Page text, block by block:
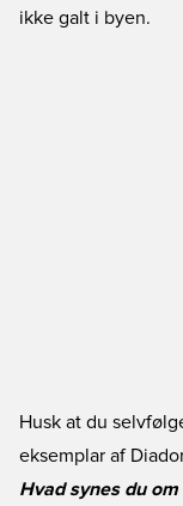
ikke galt i byen.
Husk at du
eksemplar af
Hvad synes du